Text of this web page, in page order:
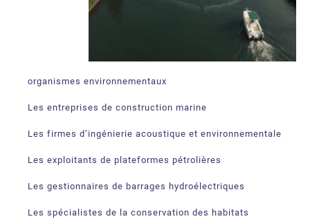
organismes environnementaux
Les entreprises de construction marine
Les firmes d’ingénierie acoustique et environnementale
Les exploitants de plateformes pétrolières
Les gestionnaires de barrages hydroélectriques
Les spécialistes de la conservation des habitats